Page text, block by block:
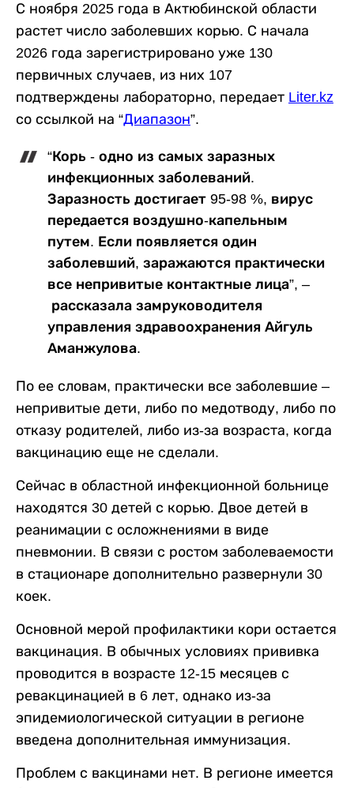
С ноября 2025 года в Актюбинской области
растет число заболевших корью. С начала
2026 года зарегистрировано уже 130
первичных случаев, из них 107
подтверждены лабораторно, передает Liter.kz
со ссылкой на “Диапазон”.
“Корь - одно из самых заразных
инфекционных заболеваний.
Заразность достигает 95-98 %, вирус
передается воздушно-капельным
путем. Если появляется один
заболевший, заражаются практически
все непривитые контактные лица”, –
рассказала замруководителя
управления здравоохранения Айгуль
Аманжулова.
По ее словам, практически все заболевшие –
непривитые дети, либо по медотводу, либо по
отказу родителей, либо из-за возраста, когда
вакцинацию еще не сделали.
Сейчас в областной инфекционной больнице
находятся 30 детей с корью. Двое детей в
реанимации с осложнениями в виде
пневмонии. В связи с ростом заболеваемости
в стационаре дополнительно развернули 30
коек.
Основной мерой профилактики кори остается
вакцинация. В обычных условиях прививка
проводится в возрасте 12-15 месяцев с
ревакцинацией в 6 лет, однако из-за
эпидемиологической ситуации в регионе
введена дополнительная иммунизация.
Проблем с вакцинами нет. В регионе имеется